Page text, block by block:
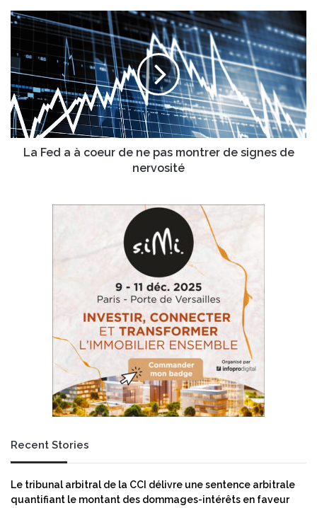
La
coeur
de
ne
pas
montrer
La Fed a à coeur de ne pas montrer de signes de
nervosité
Recent Stories
Le tribunal arbitral de la CCI délivre une sentence arbitrale
quantifiant le montant des dommages-intérêts en faveur